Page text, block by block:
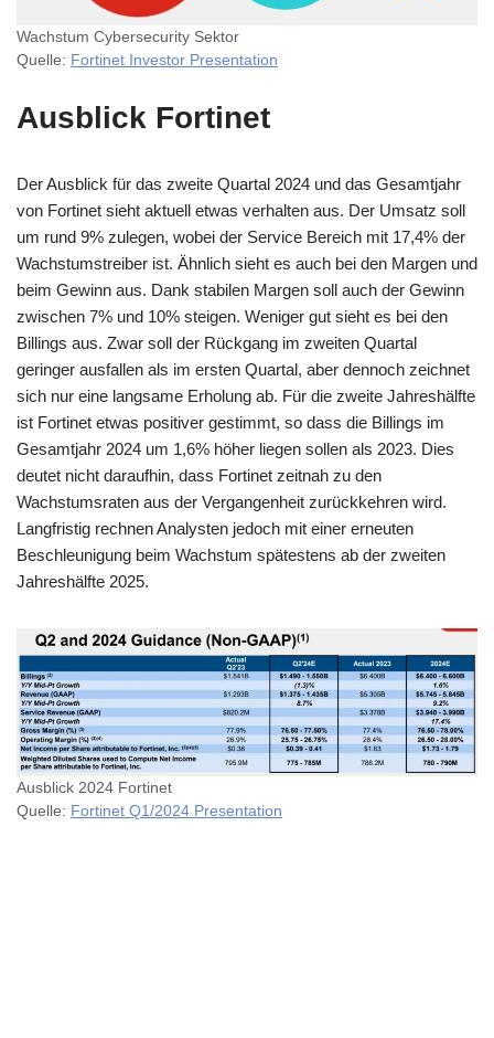
Wachstum Cybersecurity Sektor
Quelle: Fortinet Investor Presentation
Ausblick Fortinet
Der Ausblick für das zweite Quartal 2024 und das Gesamtjahr
von Fortinet sieht aktuell etwas verhalten aus. Der Umsatz soll
um rund 9% zulegen, wobei der Service Bereich mit 17,4% der
Wachstumstreiber ist. Ähnlich sieht es auch bei den Margen und
beim Gewinn aus. Dank stabilen Margen soll auch der Gewinn
zwischen 7% und 10% steigen. Weniger gut sieht es bei den
Billings aus. Zwar soll der Rückgang im zweiten Quartal
geringer ausfallen als im ersten Quartal, aber dennoch zeichnet
sich nur eine langsame Erholung ab. Für die zweite Jahreshälfte
ist Fortinet etwas positiver gestimmt, so dass die Billings im
Gesamtjahr 2024 um 1,6% höher liegen sollen als 2023. Dies
deutet nicht daraufhin, dass Fortinet zeitnah zu den
Wachstumsraten aus der Vergangenheit zurückkehren wird.
Langfristig rechnen Analysten jedoch mit einer erneuten
Beschleunigung beim Wachstum spätestens ab der zweiten
Jahreshälfte 2025.
Ausblick 2024 Fortinet
Quelle: Fortinet Q1/2024 Presentation